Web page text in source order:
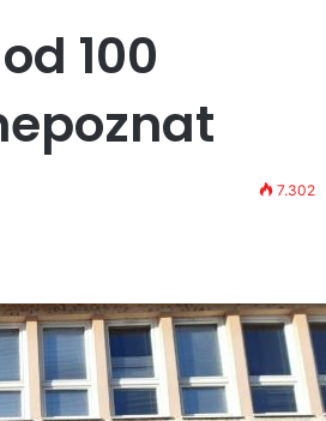
100
7.302